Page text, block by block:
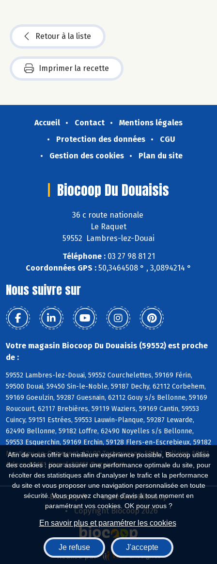
Afin de vous offrir la meilleure expérience possible, Biocoop utilise
des cookies : pour assurer une performance optimale du site, pour
récolter des statistiques afin d'analyser le trafic et la performance
du site et vous proposer une navigation personnalisée en toute
sécurité. Vous pouvez changer d'avis à tout moment en
paramétrant vos cookies. OK pour vous ?
En savoir plus et paramétrer les cookies
Je refuse J'accepte
Retour à la liste
Imprimer la recette
Accueil Contact
Mentions légales
Protection des données
CGU
Gestion des cookies
Plan du site
Biocoop Du Douaisis
36 c route nationale
Le Raquet
59552 Lambres-lez-Douai
Téléphone :03 27 98 81 21
Coordonnées GPS : 50,3464508 ° , 3,0894214 °
Nous suivre sur
Votre magasin Biocoop Du Douaisis (59552) est proche
de :
59552 Lambres-lez-Douai, 59552 Courchelettes, 59169 Férin,
59500 Douai, 59450 Sin-le-Noble, 59187 Dechy, 62112 Corbehem,
59169 Goeulzin, 59287 Guesnain, 62112 Gouy s/s Bellonne, 59169
Roucourt, 62117 Brebières, 59119 Waziers, 59169 Cantin, 59553
Cuincy, 59151 Estrées, 59553 Lauwin-Planque, 59287 Lewarde,
62490 Bellonne, 59182 Loffre, 62490 Noyelles s/s Bellonne,
59553 Esquerchin, 59169 Erchin, 59128 Flers-en-Escrebieux, 59182
Montigny-en-Ostrevent, 62490 Tortequesne, 59167 Lallaing, 59151
Arleux, 59151 Hamel, 59151 Bugnicourt
Biocoop.fr
Le réseau Biocoop
Copyright Biocoop 2026
Réalisé par